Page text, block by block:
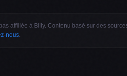
affiliée à Billy. Contenu basé sur des
nous.